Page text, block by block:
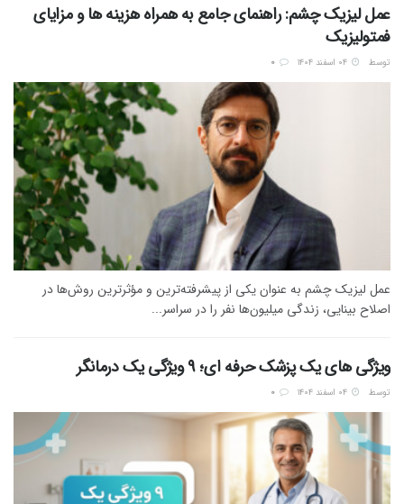
عمل لیزیک چشم: راهنمای جامع به همراه هزینه ها و مزایای
فمتولیزیک
توسط
عمل لیزیک چشم به عنوان یکی از پیشرفته‌ترین و مؤثرترین روش‌ها در
اصلاح بینایی، زندگی میلیون‌ها نفر را در سراسر...
ویژگی های یک پزشک حرفه ای؛ 9 ویژگی یک درمانگر
توسط